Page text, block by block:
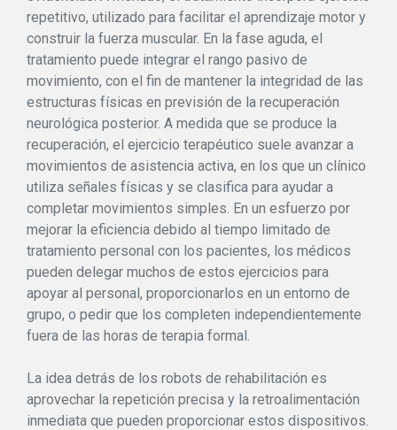
repetitivo, utilizado para facilitar el aprendizaje motor y
construir la fuerza muscular. En la fase aguda, el
tratamiento puede integrar el rango pasivo de
movimiento, con el fin de mantener la integridad de las
estructuras físicas en previsión de la recuperación
neurológica posterior. A medida que se produce la
recuperación, el ejercicio terapéutico suele avanzar a
movimientos de asistencia activa, en los que un clínico
utiliza señales físicas y se clasifica para ayudar a
completar movimientos simples. En un esfuerzo por
mejorar la eficiencia debido al tiempo limitado de
tratamiento personal con los pacientes, los médicos
pueden delegar muchos de estos ejercicios para
apoyar al personal, proporcionarlos en un entorno de
grupo, o pedir que los completen independientemente
fuera de las horas de terapia formal.
La idea detrás de los robots de rehabilitación es
aprovechar la repetición precisa y la retroalimentación
inmediata que pueden proporcionar estos dispositivos.